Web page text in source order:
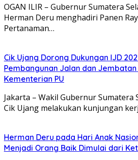
OGAN ILIR – Gubernur Sumatera
Herman Deru menghadiri Panen
Pertanaman…
Cik Ujang Dorong Dukungan IJD
Pembangunan Jalan dan Jembatan
Kementerian PU
Jakarta – Wakil Gubernur Sumatera
Cik Ujang melakukan kunjungan
Herman Deru pada Hari Anak
Menjadi Orang Baik Dimulai dari